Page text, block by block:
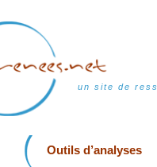
un site de
Outils d’analyses